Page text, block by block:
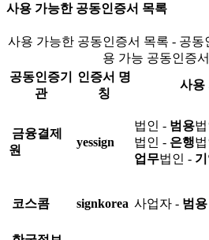
사용 가능한 공동인증서 목록
사용 가능한 공동인증서 목록 - 공
용 가능 공동인증
공동인증기
관
인증서 명
칭
사용
금융결제
원
yessign
법인 - 범용
법인 - 은행
업무법인 -
코스콤 signkorea 사업자 - 범용